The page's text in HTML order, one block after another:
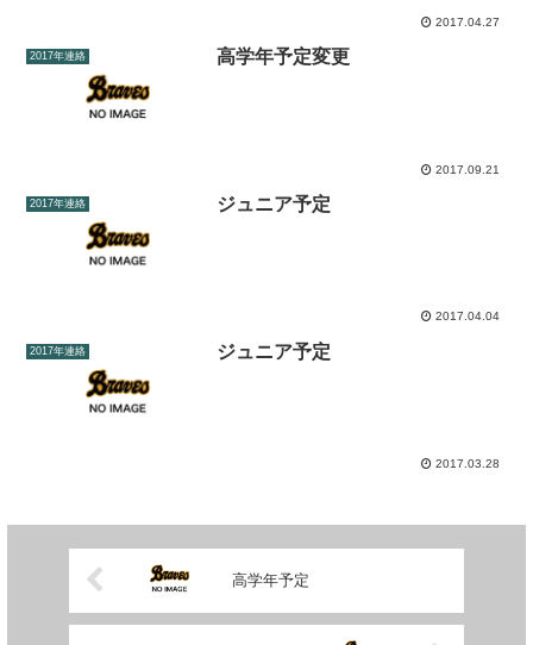
2017.04.27
2017年連絡 高学年予定変更
2017.09.21
2017年連絡 ジュニア予定
2017.04.04
2017年連絡 ジュニア予定
2017.03.28
高学年予定